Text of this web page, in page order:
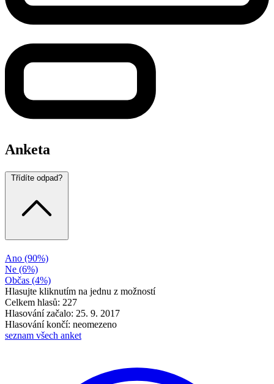
Anketa
Třídíte odpad?
Ano (90%)
Ne (6%)
Občas (4%)
Hlasujte kliknutím na jednu z možností
Celkem hlasů: 227
Hlasování začalo: 25. 9. 2017
Hlasování končí: neomezeno
seznam všech anket